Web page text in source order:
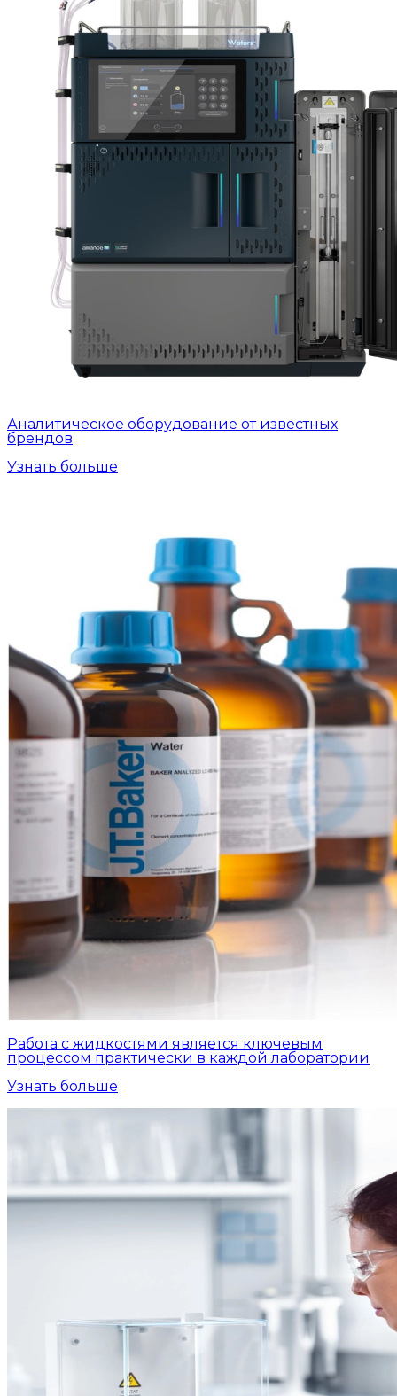
Аналитическое оборудование от известных
брендов
Узнать больше
Работа с жидкостями является ключевым
процессом практически в каждой лаборатории
Узнать больше